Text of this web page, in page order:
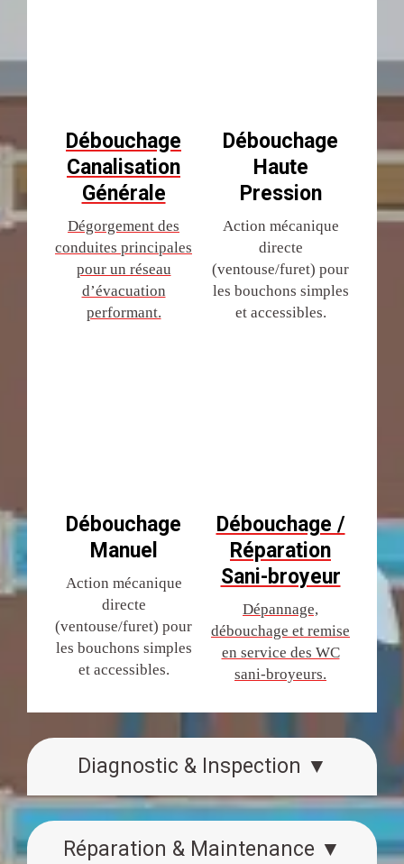
Diagnostic & Inspection ▼
Réparation & Maintenance ▼
Débouchage
Canalisation
Générale
Dégorgement des
conduites principales
pour un réseau
d’évacuation
performant.
Débouchage
Manuel
Action mécanique
directe
(ventouse/furet) pour
les bouchons simples
et accessibles.
Débouchage
Haute
Pression
Action mécanique
directe
(ventouse/furet) pour
les bouchons simples
et accessibles.
Débouchage /
Réparation
Sani-broyeur
Dépannage,
débouchage et remise
en service des WC
sani-broyeurs.